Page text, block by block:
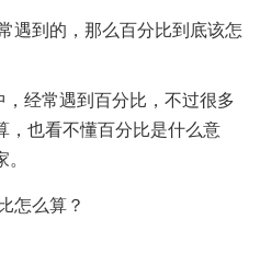
遇到的，那么百分比到底该怎
经常遇到百分比，不过很多
，也看不懂百分比是什么意